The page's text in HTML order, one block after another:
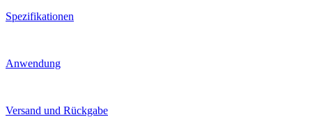
Spezifikationen
Anwendung
Versand und Rückgabe